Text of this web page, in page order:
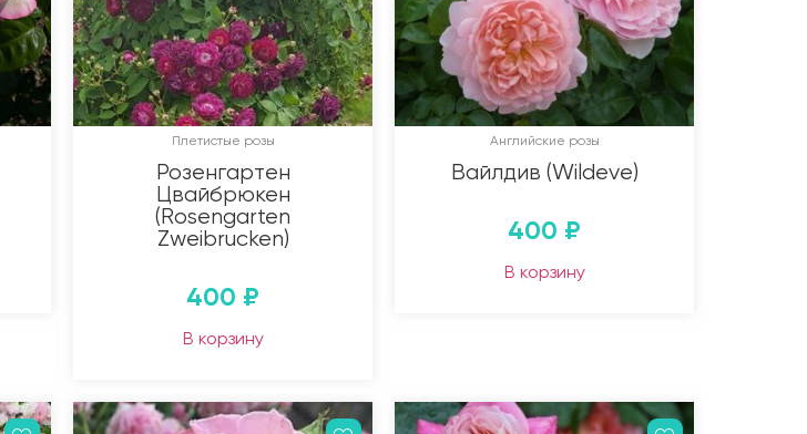
Плетистые розы
Розенгартен
Цвайбрюкен
(Rosengarten
Zweibrucken)
400 ₽
В корзину
Английские розы
Вайлдив (Wildeve)
400 ₽
В корзину